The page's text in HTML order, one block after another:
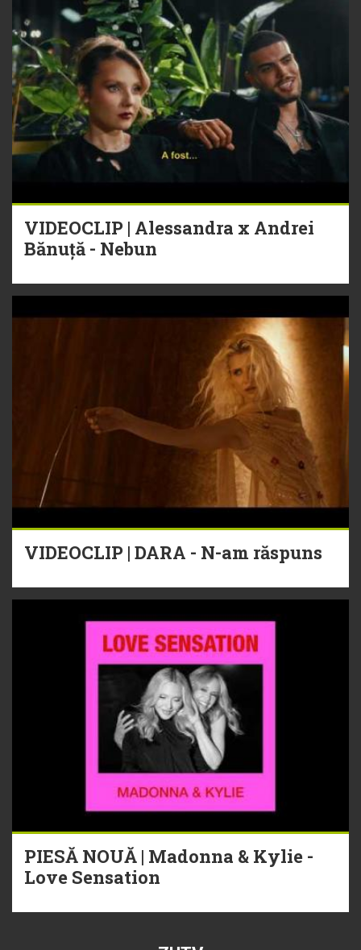
VIDEOCLIP | Alessandra x Andrei
Bănuță - Nebun
VIDEOCLIP | DARA - N-am răspuns
PIESĂ NOUĂ | Madonna & Kylie -
Love Sensation